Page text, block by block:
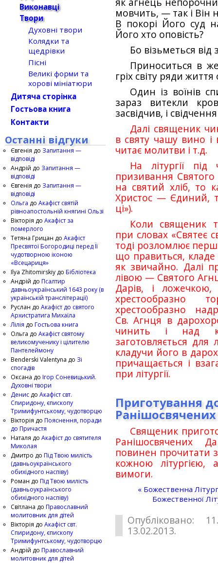
мовчить, — так і Він
В покорі Його суд
Його хто оповість?
Бо візьметься
Приноситься в
гріх світу ряди життя
Один із воїнів
зараз витекли
засвідчив, і
Далі священик
в святу чашу вино і
читає молитви і т.д.
На літургії під
призивання
на святий хліб, то
Христос — Єдиний,
ці»).
Коли священик
при словах «Святеє
тоді розломлює
що правиться, кладе
як звичайно. Далі
лівою — Святого
Дарів, і
хрестообразно
хрестообразно
Св. Агнця в
чинить і над
заготовляється для
кладучи його в
причащається і
при літургії.
Приготування до
Священик
Ранішосвячених
повинен прочитати
кожною літургією,
вимоги.
« Божественна
Божественної
Опубліковано:
13.02.2013.
Виконавці
Твори
Духовні твори
Колядки та
щедрівки
Пісні
Великі форми та
хорові мініатюри
Дитяча сторінка
Гостьова книга
Контакти
Останні відгуки
Євгенія до Запитання —
відповіді
Андрій до Запитання —
відповіді
Євгенія до Запитання —
відповіді
Ольга до Акафіст святій
рівноапостольній княгині Ользі
Вікторія до Акафіст за
померлого
Тетяна Грицан до Акафіст
Пресвятої Богородиці перед Її
чудотворною іконою
«Всецариця»
Ilya Zhitomirskiy до Бібліотека
Андрій до Псалтир
давньоукраїнський 1643 року (в
українській транслітерації)
Руслан до Акафіст до святого
Архистратига Михаїла
Лілія до Гостьова книга
Ольга до Акафіст святому
великомученику і цілителю
Пантелеймону
Benderski Valentyna до Зі
спогадів
Оксана до Ігор Соневицький.
Духовні твори
Денис до Акафіст свт.
Спиридону, єпископу
Тримифунтському, чудотворцю
Вікторія до Пояснення, поради
до Причастя
Наталя до Акафіст до святителя
Миколая
Дмитро до Під Твою милість
(давньоукраїнського
обихідного наспіву)
Роман до Під Твою милість
(давньоукраїнського
обихідного наспіву)
Світлана до Православний
молитовник для дітей
Вікторія до Акафіст свт.
Спиридону, єпископу
Тримифунтському, чудотворцю
Андрій до Православний
молитовник для дітей